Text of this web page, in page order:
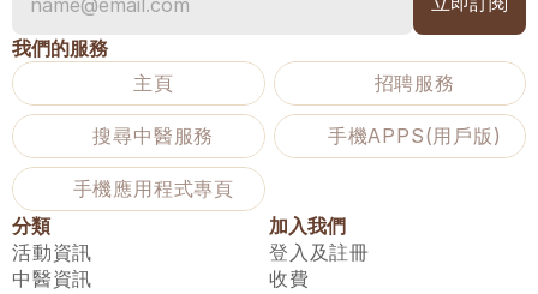
我們的服務
主頁
招聘服務
搜尋中醫服務 手機APPS(用戶版)
手機應用程式專頁
分類
活動資訊
中醫資訊
加入我們
登入及註冊
收費